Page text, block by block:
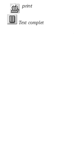
print
Text complet